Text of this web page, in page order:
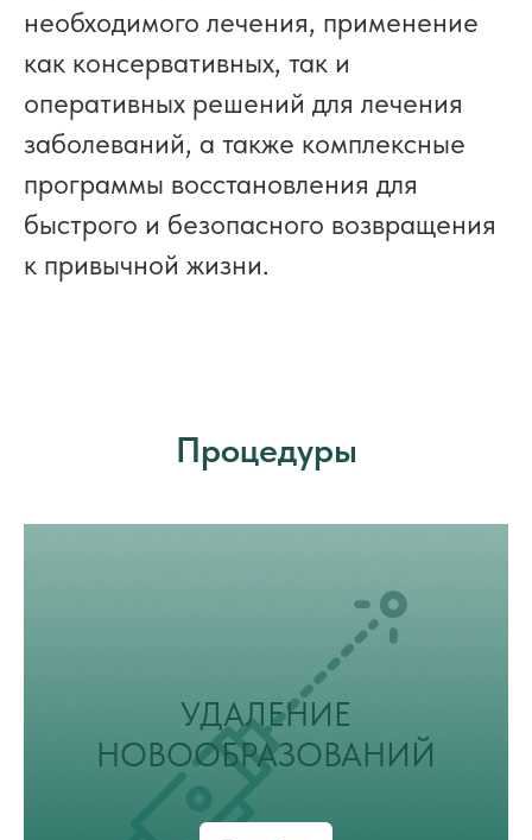
необходимого лечения, применение
как консервативных, так и
оперативных решений для лечения
заболеваний, а также комплексные
программы восстановления для
быстрого и безопасного возвращения
к привычной жизни.
Процедуры
УДАЛЕНИЕ
НОВООБРАЗОВАНИЙ